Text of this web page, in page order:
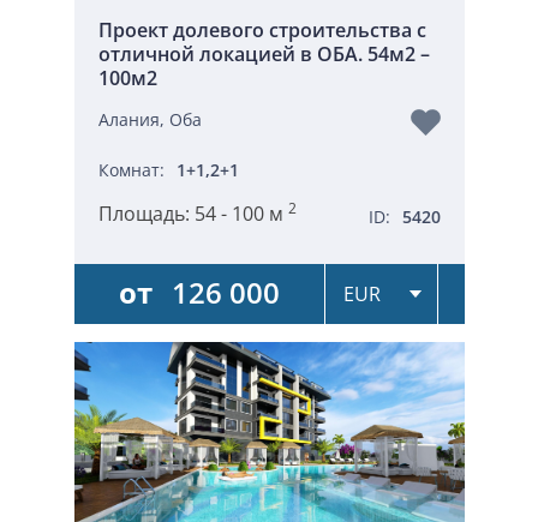
Проект долевого строительства с
отличной локацией в ОБА. 54м2 –
100м2
Алания, Оба
Комнат: 1+1,2+1
Площадь: 54 - 100 м 2 ID: 5420
от 126 000